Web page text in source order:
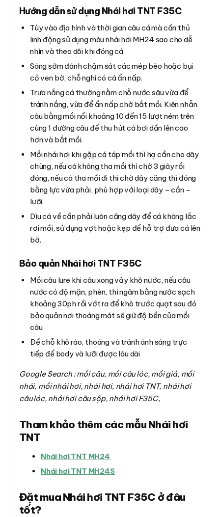
Hướng dẫn sử dụng Nhái hơi TNT F35C
Tùy vào địa hình và thời gian câu cá mà cần thủ
linh động sử dụng màu nhái hơi MH24 sao cho dễ
nhìn và theo dõi khi đóng cá.
Sáng sớm đánh chậm sát các mép bèo hoặc bụi
cỏ ven bờ, chỗ nghi có cá ẩn nấp.
Trưa nắng cá thường nằm chỗ nước sâu vừa để
tránh nắng, vừa để ẩn nấp chờ bắt mồi. Kiên nhẫn
câu bằng mồi nổi khoảng 10 đến 15 lượt ném trên
cùng 1 đường câu để thu hút cá bơi dần lên cao
hơn và bắt mồi.
Mồi nhái hơi khi gặp cá táp mồi thì hạ cần cho dây
chùng, nếu cá không tha mồi thì chờ 3 giây rồi
đóng, nếu cá tha mồi đi thì chờ dây căng thì đóng
bằng lực vừa phải, phù hợp với loại dây – cần –
lưỡi.
Dìu cá về cần phải luôn căng dây để cá không lắc
rơi mồi, sử dụng vợt hoặc kẹp để hỗ trợ đưa cá lên
bờ.
Bảo quản Nhái hơi TNT F35C
Mồi câu lure khi câu xong vảy khô nước, nếu câu
nước có độ mặn, phèn, thì ngâm bằng nước sạch
khoảng 30ph rồi vớt ra để khô trước quạt sau đó
bảo quản nơi thoáng mát sẽ giữ độ bền của mồi
câu.
Để chỗ khô ráo, thoáng và tránh ánh sáng trực
tiếp để body và lưỡi được lâu dài
Google Search : mồi câu, mồi câu lóc, mồi giả, mồi
nhái, mồi nhái hơi, nhái hơi, nhái hơi TNT, nhái hơi
câu lóc, nhái hơi câu sộp, nhái hơi F35C,
Tham khảo thêm các mẫu Nhái hơi
TNT
Nhái hơi TNT MH24
Nhái hơi TNT MH24S
Đặt mua Nhái hơi TNT F35C ở đâu
tốt?